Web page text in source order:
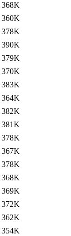
368K
360K
378K
390K
379K
370K
383K
364K
382K
381K
378K
367K
378K
368K
369K
372K
362K
354K